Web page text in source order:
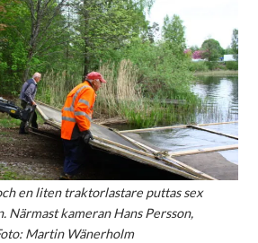
en liten traktorlastare puttas sex
Närmast kameran Hans Persson,
Martin Wänerholm